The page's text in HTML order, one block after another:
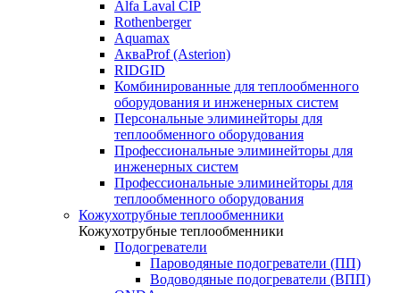
Alfa Laval CIP
Rothenberger
Aquamax
АкваProf (Asterion)
RIDGID
Комбинированные для теплообменного
оборудования и инженерных систем
Персональные элиминейторы для
теплообменного оборудования
Профессиональные элиминейторы для
инженерных систем
Профессиональные элиминейторы для
теплообменного оборудования
Кожухотрубные теплообменники
Кожухотрубные теплообменники
Подогреватели
Пароводяные подогреватели (ПП)
Водоводяные подогреватели (ВПП)